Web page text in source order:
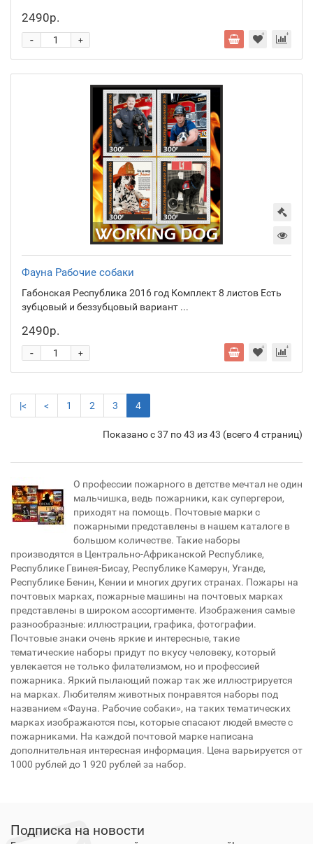
2490р.
+
-
Фауна Рабочие собаки
Габонская Республика 2016 год Комплект 8 листов Есть
зубцовый и беззубцовый вариант ...
2490р.
+
-
|< < 1 2 3 4
Показано с 37 по 43 из 43 (всего 4 страниц)
О профессии пожарного в детстве мечтал не один
мальчишка, ведь пожарники, как супергерои,
приходят на помощь. Почтовые марки с
пожарными представлены в нашем каталоге в
большом количестве. Такие наборы
производятся в Центрально-Африканской Республике,
Республике Гвинея-Бисау, Республике Камерун, Уганде,
Республике Бенин, Кении и многих других странах. Пожары на
почтовых марках, пожарные машины на почтовых марках
представлены в широком ассортименте. Изображения самые
разнообразные: иллюстрации, графика, фотографии.
Почтовые знаки очень яркие и интересные, такие
тематические наборы придут по вкусу человеку, который
увлекается не только филателизмом, но и профессией
пожарника. Яркий пылающий пожар так же иллюстрируется
на марках. Любителям животных понравятся наборы под
названием «Фауна. Рабочие собаки», на таких тематических
марках изображаются псы, которые спасают людей вместе с
пожарниками. На каждой почтовой марке написана
дополнительная интересная информация. Цена варьируется от
1000 рублей до 1 920 рублей за набор.
Подписка на новости